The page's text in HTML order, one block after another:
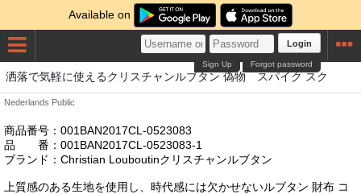
Available on
Login
Forgot password
Sign Up
洒落で気軽に使えるクリスチャンルブタン 偽物 スパイク スク
Nederlands Public
商品番号：001BAN2017CL-0523083
品 番：001BAN2017CL-0523083-1
ブランド：Christian Louboutinクリスチャンルブタン
上質感のある生地を使用し、時代感には欠かせないルブタン 財布 コ